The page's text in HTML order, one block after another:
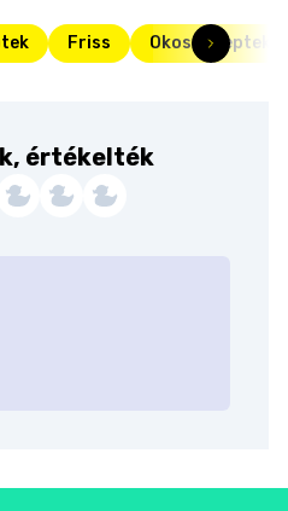
Friss Okos receptek
értékelték